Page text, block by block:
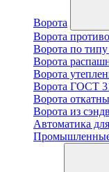
Ворота
Ворота
Ворота по
Ворота
Ворота
Ворота ГОСТ
Ворота
Ворота из
Автоматика
Промышленные